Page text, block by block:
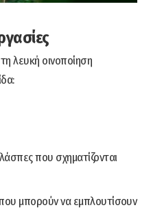
λευκή οινοποίηση
που σχηματίζονται
μπορούν να εμπλουτίσουν